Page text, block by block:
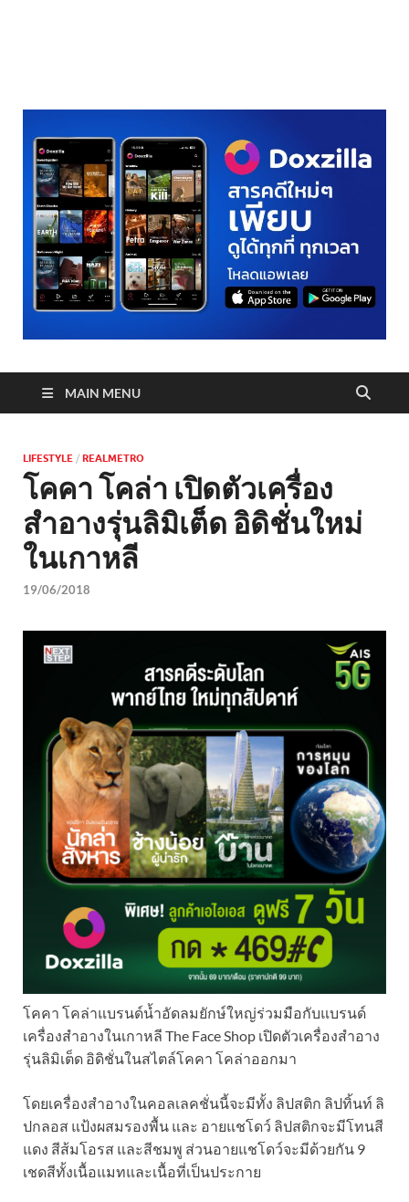
MAIN MENU
LIFESTYLE / REALMETRO
โคคา โคล่า เปิดตัวเครื่อง
สำอางรุ่นลิมิเต็ด อิดิชั่นใหม่
ในเกาหลี
19/06/2018
โคคา โคล่าแบรนด์น้ำอัดลมยักษ์ใหญ่ร่วมมือกับแบรนด์
เครื่องสำอางในเกาหลี The Face Shop เปิดตัวเครื่องสำอาง
รุ่นลิมิเต็ด อิดิชั่นในสไตล์โคคา โคล่าออกมา
โดยเครื่องสำอางในคอลเลคชั่นนี้จะมีทั้ง ลิปสติก ลิปทิ้นท์ ลิ
ปกลอส แป้งผสมรองพื้น และ อายแชโดว์ ลิปสติกจะมีโทนสี
แดง สีส้มโอรส และสีชมพู ส่วนอายแชโดว์จะมีด้วยกัน 9
เชดสีทั้งเนื้อแมทและเนื้อที่เป็นประกาย